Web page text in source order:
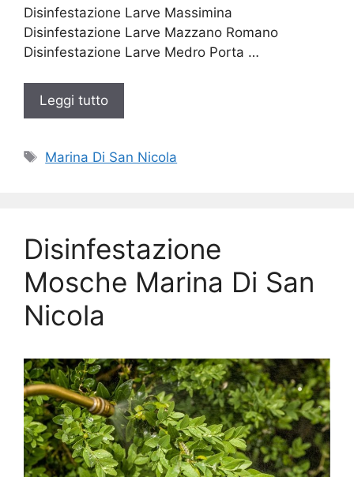
Disinfestazione Larve Massimina
Disinfestazione Larve Mazzano Romano
Disinfestazione Larve Medro Porta …
Leggi tutto
Tag
Marina Di San Nicola
Disinfestazione
Mosche Marina Di San
Nicola